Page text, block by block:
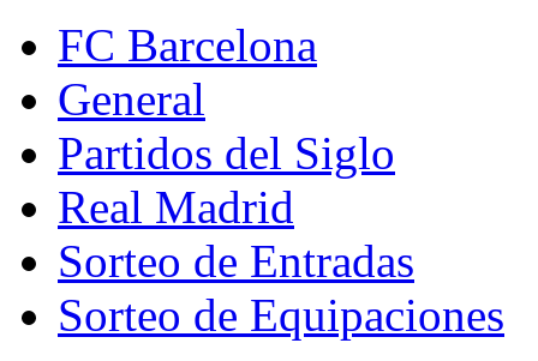
FC Barcelona
General
Partidos del Siglo
Real Madrid
Sorteo de Entradas
Sorteo de Equipaciones